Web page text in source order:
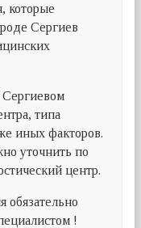
которые
Сергиев
типа
иных факторов.
уточнить по
центр.
обязательно
!